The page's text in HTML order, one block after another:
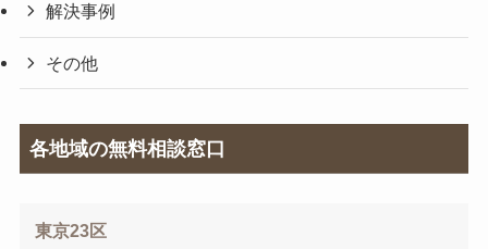
解決事例
その他
各地域の無料相談窓口
東京23区